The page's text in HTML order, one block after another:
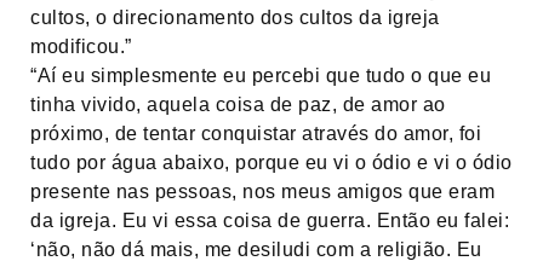
cultos, o direcionamento dos cultos da igreja
modificou.”
“Aí eu simplesmente eu percebi que tudo o que eu
tinha vivido, aquela coisa de paz, de amor ao
próximo, de tentar conquistar através do amor, foi
tudo por água abaixo, porque eu vi o ódio e vi o ódio
presente nas pessoas, nos meus amigos que eram
da igreja. Eu vi essa coisa de guerra. Então eu falei:
‘não, não dá mais, me desiludi com a religião. Eu